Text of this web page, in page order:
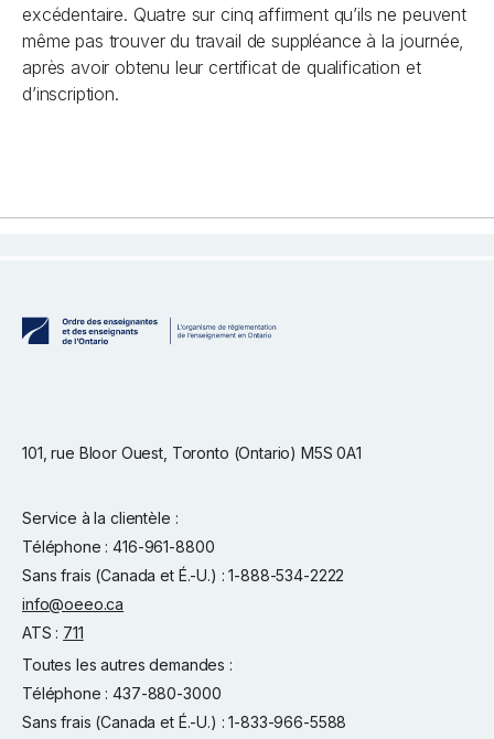
excédentaire. Quatre sur cinq affirment qu’ils ne peuvent
même pas trouver du travail de suppléance à la journée,
après avoir obtenu leur certificat de qualification et
d’inscription.
101, rue Bloor Ouest, Toronto (Ontario) M5S 0A1
Service à la clientèle :
Téléphone : 416-961-8800
Sans frais (Canada et É.-U.) : 1-888-534-2222
info@oeeo.ca
ATS : 711
Toutes les autres demandes :
Téléphone : 437-880-3000
Sans frais (Canada et É.-U.) : 1-833-966-5588